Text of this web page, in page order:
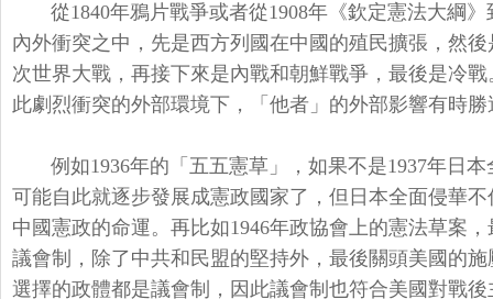
從1840年鴉片戰爭或者從1908年《欽定憲法大綱》
內外衝突之中， 先是西方列國在中國的殖民擴張，然
次世界大戰，再接下來是內戰和朝鮮戰爭， 最後是冷
此劇烈衝突的外部環境下，「他者」 的外部影響有時
例如1936年的「五五憲草」，如果不是1937年日
可能自此就逐步發展成憲政國家了， 但日本全面侵華
中國憲政的命運。 再比如1946年政協會上的憲法草案
議會制，除了中共和民盟的堅持外， 最後關頭美國的
選擇的政體都是議會制， 因此議會制也符合美國對戰